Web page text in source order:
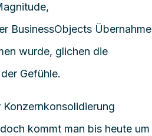
,
BusinessObjectsÜbernahme
wurde, glichen die
Gefühle.
kommt man bis heute um